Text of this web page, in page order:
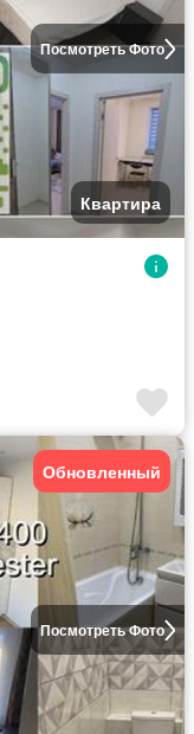
Посмотреть Фото
Квартира
Посмотреть Фото
Обновленный